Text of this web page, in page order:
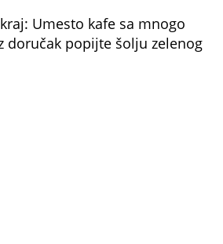
Umesto kafe sa mnogo
doručak popijte šolju zelenog